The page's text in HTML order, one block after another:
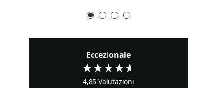
Eccezionale
4,85 Valutazioni